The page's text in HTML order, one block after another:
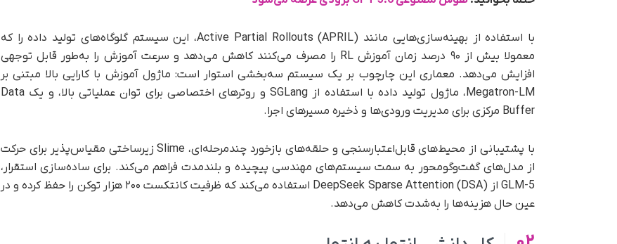
با استفاده از بهینه‌سازی‌هایی مانند Active Partial Rollouts (APRIL)، این سیستم گلوگاه‌های تولید داده را که
معمولا بیش از ۹۰ درصد زمان آموزش RL را مصرف می‌کنند کاهش می‌دهد و سرعت آموزش را به‌طور قابل توجهی
افزایش می‌دهد. معماری این چارچوب بر یک سیستم سه‌بخشی استوار است: ماژول آموزش با کارایی بالا مبتنی بر
Megatron-LM، ماژول تولید داده با استفاده از SGLang و روترهای اختصاصی برای توان عملیاتی بالا، و یک Data
Buffer مرکزی برای مدیریت ورودی‌ها و ذخیره مسیرهای اجرا.
با پشتیبانی از محیط‌های قابل‌اعتبارسنجی و حلقه‌های بازخورد چندمرحله‌ای، Slime زیرساختی مقیاس‌پذیر برای حرکت
از مدل‌های گفت‌وگومحور به سمت سیستم‌های مهندسی پیچیده و بلندمدت فراهم می‌کند. برای ساده‌سازی استقرار،
GLM-5 از DeepSeek Sparse Attention (DSA) استفاده می‌کند که ظرفیت کانتکست ۲۰۰ هزار توکن را حفظ کرده و در
عین حال هزینه‌ها را به‌شدت کاهش می‌دهد.